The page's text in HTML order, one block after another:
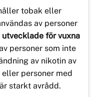
tobak eller
av personer
utvecklade för vuxna
personer som inte
av nikotin av
personer med
starkt avrådd.